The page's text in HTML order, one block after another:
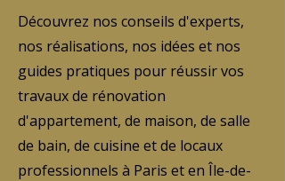
Découvrez nos conseils d'experts,
nos réalisations, nos idées et nos
guides pratiques pour réussir vos
travaux de rénovation
d'appartement, de maison, de salle
de bain, de cuisine et de locaux
professionnels à Paris et en Île-de-